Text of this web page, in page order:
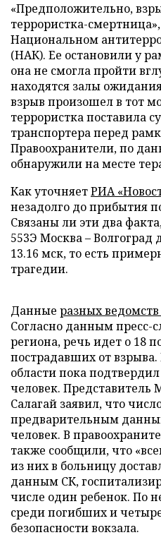
«Предположительно,
террористка-
Национальном
(НАК). Ее остановили у
она не смогла пройти
находятся залы
взрыв произошел в тот
террористка поставила
транспортера перед
Правоохранители, по
обнаружили на месте
Как уточняетРИА
незадолго до прибытия
Связаны ли эти два
553Э Москва –
13.16 мск, то есть
трагедии.
Данные разных
Согласно данным пресс-
региона, речь идет о 18
пострадавших от
области пока
человек. Представитель
Салагай заявил, что
предварительным
человек. В
также сообщили, что
из них в больницу
данным СК,
числе один ребенок. По
среди погибших и
безопасности вокзала.